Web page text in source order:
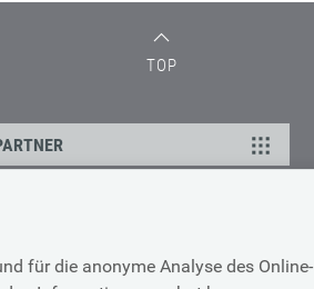
für die anonyme Analyse des Online-
TOP